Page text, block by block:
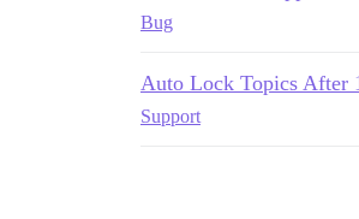
Bug
Auto Lock Topics After
Support